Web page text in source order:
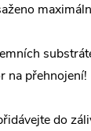
na přehnojení!
do